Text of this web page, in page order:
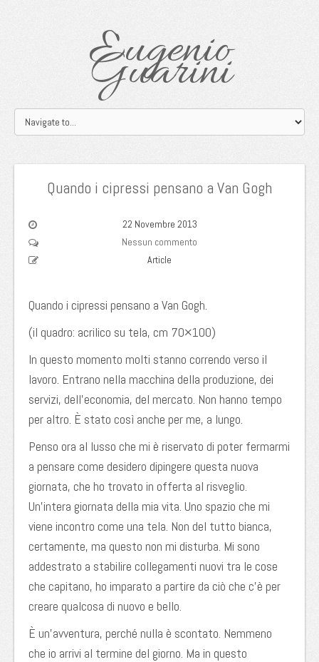
Eugenio
Guarini
Quando i cipressi pensano a Van Gogh
22 Novembre 2013
Nessun commento
Article
Quando i cipressi pensano a Van Gogh.
(il quadro: acrilico su tela, cm 70×100)
In questo momento molti stanno correndo verso il
lavoro. Entrano nella macchina della produzione, dei
servizi, dell’economia, del mercato. Non hanno tempo
per altro. È stato così anche per me, a lungo.
Penso ora al lusso che mi è riservato di poter fermarmi
a pensare come desidero dipingere questa nuova
giornata, che ho trovato in offerta al risveglio.
Un’intera giornata della mia vita. Uno spazio che mi
viene incontro come una tela. Non del tutto bianca,
certamente, ma questo non mi disturba. Mi sono
addestrato a stabilire collegamenti nuovi tra le cose
che capitano, ho imparato a partire da ciò che c’è per
creare qualcosa di nuovo e bello.
È un’avventura, perché nulla è scontato. Nemmeno
che io arrivi al termine del giorno. Ma in questo